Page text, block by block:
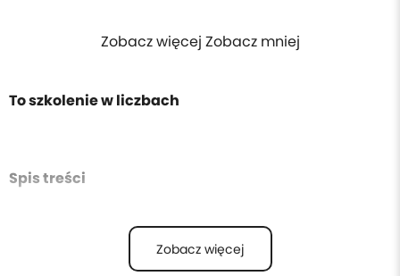
Zobacz więcej Zobacz mniej
To szkolenie w liczbach
Spis treści
Zobacz więcej